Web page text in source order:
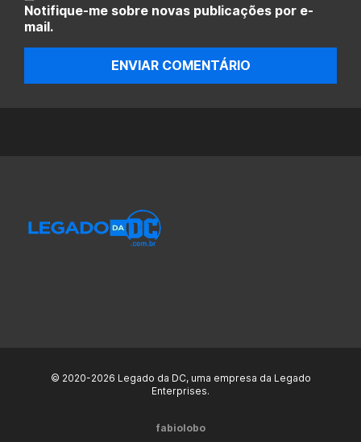
Notifique-me sobre novas publicações por e-
mail.
ENVIAR COMENTÁRIO
© 2020-2026 Legado da DC, uma empresa da Legado
Enterprises.
fabiolobo